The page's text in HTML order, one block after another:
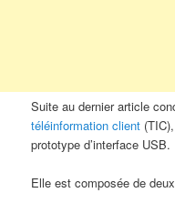
Suite au dernier article
téléinformation client
prototype d’interface USB.
Elle est composée de